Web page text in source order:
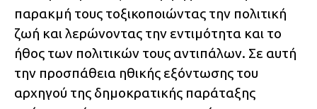
παρακμή τους τοξικοποιώντας την πολιτική
ζωή και λερώνοντας την εντιμότητα και το
ήθος των πολιτικών τους αντιπάλων. Σε αυτή
την προσπάθεια ηθικής εξόντωσης του
αρχηγού της δημοκρατικής παράταξης